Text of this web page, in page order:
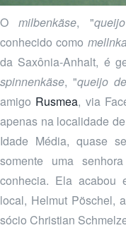
Omilbenkäse, "
conhecido como
da Saxônia-Anhalt, é
spinnenkäse, "queijo
amigo Rusmea, via
apenas na localidade
Idade Média, quase
somente uma
conhecia. Ela acabou
local, Helmut Pöschel,
sócio Christian